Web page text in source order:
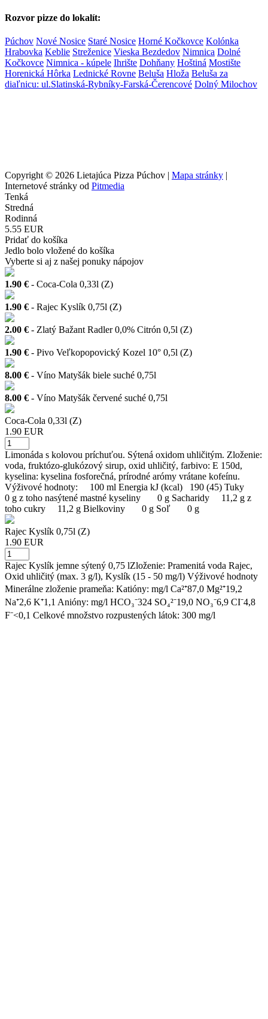
Rozvor pizze do lokalít:
Púchov Nové Nosice Staré Nosice Horné Kočkovce Kolónka
Hrabovka Keblie Streženice Vieska Bezdedov Nimnica Dolné
Kočkovce Nimnica - kúpele Ihrište Dohňany Hoštiná Mostište
Horenická Hôrka Lednické Rovne Beluša Hloža Beluša za
diaľnicu: ul.Slatinská-Rybníky-Farská-Čerencové Dolný Milochov
Copyright © 2026 Lietajúca Pizza Púchov | Mapa stránky |
Internetové stránky od Pitmedia
Tenká
Stredná
Rodinná
5.55 EUR
Pridať do košíka
Jedlo bolo vložené do košíka
Vyberte si aj z našej ponuky nápojov
1.90 € - Coca-Cola 0,33l (Z)
1.90 € - Rajec Kyslík 0,75l (Z)
2.00 € - Zlatý Bažant Radler 0,0% Citrón 0,5l (Z)
1.90 € - Pivo Veľkopopovický Kozel 10° 0,5l (Z)
8.00 € - Víno Matyšák biele suché 0,75l
8.00 € - Víno Matyšák červené suché 0,75l
Coca-Cola 0,33l (Z)
1.90 EUR
Limonáda s kolovou príchuťou. Sýtená oxidom uhličitým. Zloženie:
voda, fruktózo-glukózový sirup, oxid uhličitý, farbivo: E 150d,
kyselina: kyselina fosforečná, prírodné arómy vrátane kofeínu.
Výživové hodnoty: 100 ml Energia kJ (kcal) 190 (45) Tuky
0 g z toho nasýtené mastné kyseliny 0 g Sacharidy 11,2 g z
toho cukry 11,2 g Bielkoviny 0 g Soľ 0 g
Rajec Kyslík 0,75l (Z)
1.90 EUR
Rajec Kyslík jemne sýtený 0,75 lZloženie: Pramenitá voda Rajec,
Oxid uhličitý (max. 3 g/l), Kyslík (15 - 50 mg/l) Výživové hodnoty
Minerálne zloženie prameňa: Katióny: mg/l Ca²⁺87,0 Mg²⁺19,2
Na⁺2,6 K⁺1,1 Anióny: mg/l HCO₃⁻324 SO₄²⁻19,0 NO₃⁻6,9 CI⁻4,8
F⁻<0,1 Celkové množstvo rozpustených látok: 300 mg/l